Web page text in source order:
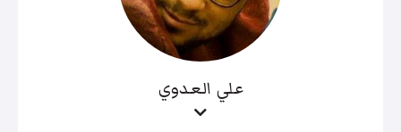
علي العدوي